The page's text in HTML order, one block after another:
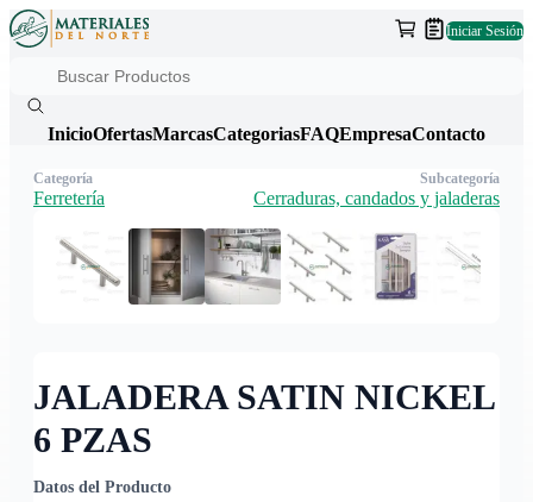
Iniciar Sesión
InicioOfertasMarcasCategoriasFAQEmpresaContacto
JALADERA SATIN NICKEL
6 PZAS
Datos del Producto
Categoría
Ferretería
Subcategoría
Cerraduras, candados y jaladeras